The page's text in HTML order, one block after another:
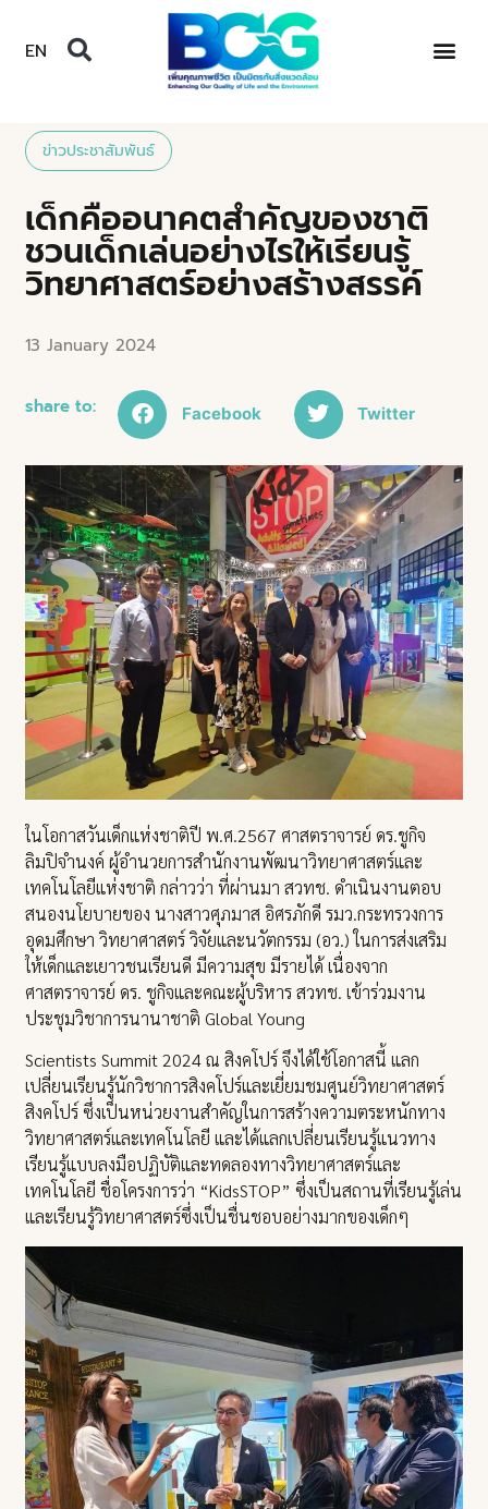
EN
ข่าวประชาสัมพันธ์
เด็กคืออนาคตสำคัญของชาติ
ชวนเด็กเล่นอย่างไรให้เรียนรู้
วิทยาศาสตร์อย่างสร้างสรรค์
13 January 2024
share to: Facebook Twitter
ในโอกาสวันเด็กแห่งชาติปี พ.ศ.2567 ศาสตราจารย์ ดร.ชูกิจ
ลิมปิจำนงค์ ผู้อำนวยการสำนักงานพัฒนาวิทยาศาสตร์และ
เทคโนโลยีแห่งชาติ กล่าวว่า ที่ผ่านมา สวทช. ดำเนินงานตอบ
สนองนโยบายของ นางสาวศุภมาส อิศรภักดี รมว.กระทรวงการ
อุดมศึกษา วิทยาศาสตร์ วิจัยและนวัตกรรม (อว.) ในการส่งเสริม
ให้เด็กและเยาวชนเรียนดี มีความสุข มีรายได้ เนื่องจาก
ศาสตราจารย์ ดร. ชูกิจและคณะผู้บริหาร สวทช. เข้าร่วมงาน
ประชุมวิชาการนานาชาติ Global Young
Scientists Summit 2024 ณ สิงคโปร์ จึงได้ใช้โอกาสนี้ แลก
เปลี่ยนเรียนรู้นักวิชาการสิงคโปร์และเยี่ยมชมศูนย์วิทยาศาสตร์
สิงคโปร์ ซึ่งเป็นหน่วยงานสำคัญในการสร้างความตระหนักทาง
วิทยาศาสตร์และเทคโนโลยี และได้แลกเปลี่ยนเรียนรู้แนวทาง
เรียนรู้แบบลงมือปฏิบัติและทดลองทางวิทยาศาสตร์และ
เทคโนโลยี ชื่อโครงการว่า “KidsSTOP” ซึ่งเป็นสถานที่เรียนรู้เล่น
และเรียนรู้วิทยาศาสตร์ซึ่งเป็นชื่นชอบอย่างมากของเด็กๆ